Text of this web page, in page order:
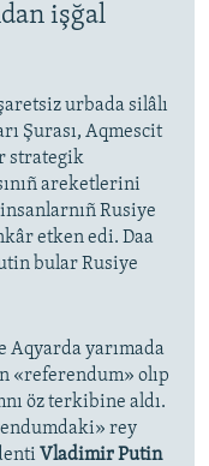
işğal
urbada silâlı
Şurası, Aqmescit
strategik
areketlerini
Rusiye
etken edi. Daa
bular Rusiye
Aqyarda yarımada
«referendum» olıp
öz terkibine aldı.
rey
Vladimir Putin